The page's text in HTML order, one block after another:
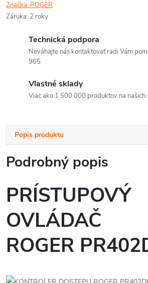
Značka: ROGER
Záruka: 2 roky
Technická podpora
Neváhajte nás kontaktovať radi Vám
965
Vlastné sklady
Viac ako 1 500 000 produktov na našich
Popis produktu
Podrobný popis
PRÍSTUPOVÝ
OVLÁDAČ
ROGER